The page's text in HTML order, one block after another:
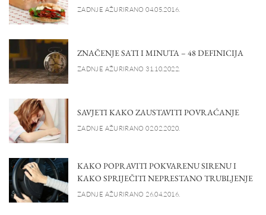
ZADNJE AŽURIRANO 04.05.2016.
ZNAČENJE SATI I MINUTA – 48 DEFINICIJA
ZADNJE AŽURIRANO 31.10.2022.
SAVJETI KAKO ZAUSTAVITI POVRAĆANJE
ZADNJE AŽURIRANO 02.02.2020.
KAKO POPRAVITI POKVARENU SIRENU I
KAKO SPRIJEČITI NEPRESTANO TRUBLJENJE
ZADNJE AŽURIRANO 26.04.2016.